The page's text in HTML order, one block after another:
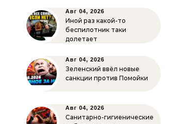
Авг 04, 2026
Иной раз какой-то
беспилотник таки
долетает
Авг 04, 2026
Зеленский ввёл новые
санкции против Помойки
Авг 04, 2026
Санитарно-гигиенические